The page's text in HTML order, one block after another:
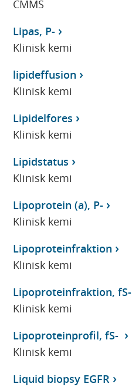
CMMS
Lipas, P-
Klinisk kemi
lipideffusion
Klinisk kemi
Lipidelfores
Klinisk kemi
Lipidstatus
Klinisk kemi
Lipoprotein (a), P-
Klinisk kemi
Lipoproteinfraktion
Klinisk kemi
Lipoproteinfraktion, fS-
Klinisk kemi
Lipoproteinprofil, fS-
Klinisk kemi
Liquid biopsy EGFR